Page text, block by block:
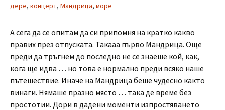
дере, концерт, Мандрица, море
А сега да се опитам да си припомня на кратко какво
правих през отпуската. Такааа първо Мандрица. Още
преди да тръгнем до последно не се знаеше кой, как,
кога ще идва … но това е нормално преди всяко наше
пътешествие. Иначе на Мандрица беше чудесно както
винаги. Нямаше празно място … така де време без
простотии. Дори в дадени моменти изпростяването